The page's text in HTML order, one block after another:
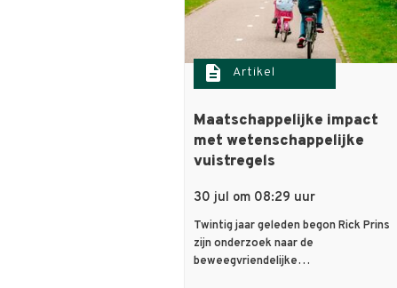
description Artikel
Maatschappelijke impact
met wetenschappelijke
vuistregels
30 jul om 08:29 uur
Twintig jaar geleden begon Rick Prins
zijn onderzoek naar de
beweegvriendelijke…